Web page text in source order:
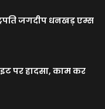
जगदीप धनखड़ एम्स
पर हादसा, काम कर